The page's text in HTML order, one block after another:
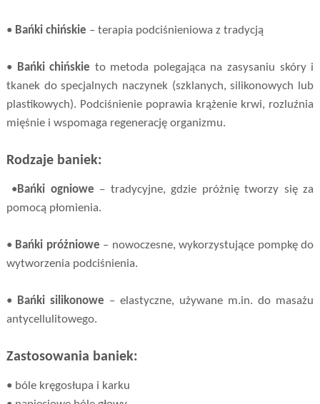
• Bańki chińskie – terapia podciśnieniowa z tradycją
• Bańki chińskie to metoda polegająca na zasysaniu skóry i
tkanek do specjalnych naczynek (szklanych, silikonowych lub
plastikowych). Podciśnienie poprawia krążenie krwi, rozluźnia
mięśnie i wspomaga regenerację organizmu.
Rodzaje baniek:
• Bańki ogniowe – tradycyjne, gdzie próżnię tworzy się za
pomocą płomienia.
• Bańki próżniowe – nowoczesne, wykorzystujące pompkę do
wytworzenia podciśnienia.
• Bańki silikonowe – elastyczne, używane m.in. do masażu
antycellulitowego.
Zastosowania baniek:
• bóle kręgosłupa i karku